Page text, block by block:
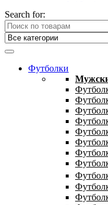
Search for:
Футболки